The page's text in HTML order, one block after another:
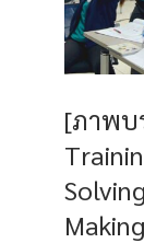
[ภาพบ
Making